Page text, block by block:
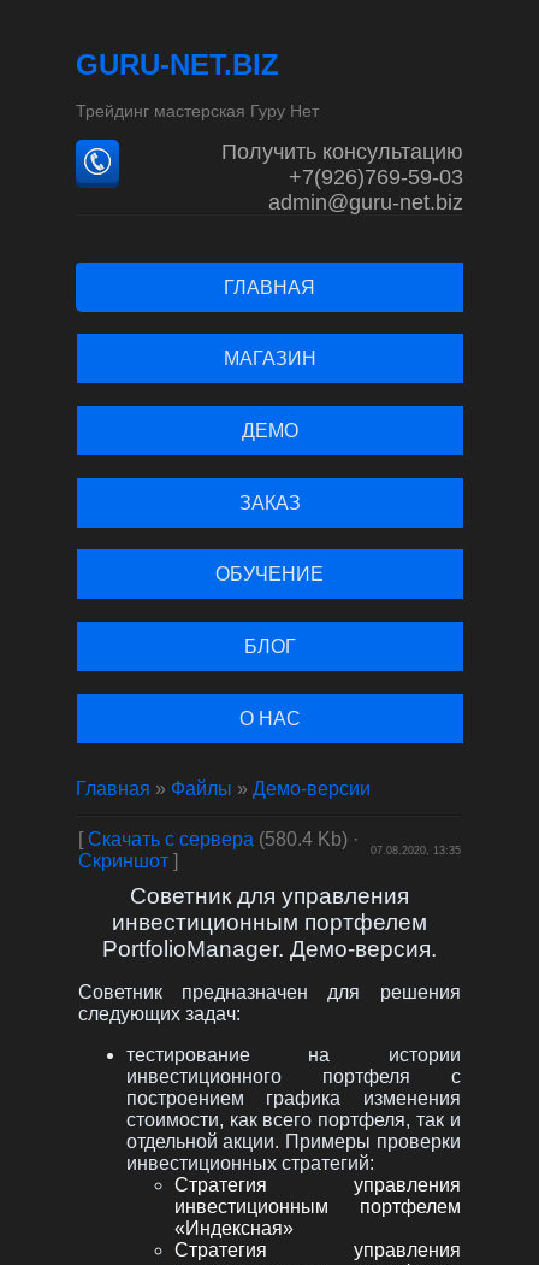
GURU-NET.BIZ
Трейдинг мастерская Гуру Нет
Получить консультацию
+7(926)769-59-03
admin@guru-net.biz
ГЛАВНАЯ
МАГАЗИН
ДЕМО
ЗАКАЗ
ОБУЧЕНИЕ
БЛОГ
О НАС
Главная » Файлы » Демо-версии
[Скачать с сервера (580.4 Kb) ·
Скриншот] 07.08.2020, 13:35
Советник для управления
инвестиционным портфелем
PortfolioManager. Демо-версия.
Советник предназначен для решения
следующих задач:
тестирование на истории
инвестиционного портфеля с
построением графика изменения
стоимости, как всего портфеля, так и
отдельной акции. Примеры проверки
инвестиционных стратегий:
Стратегия управления
инвестиционным портфелем
«Индексная»
Стратегия управления